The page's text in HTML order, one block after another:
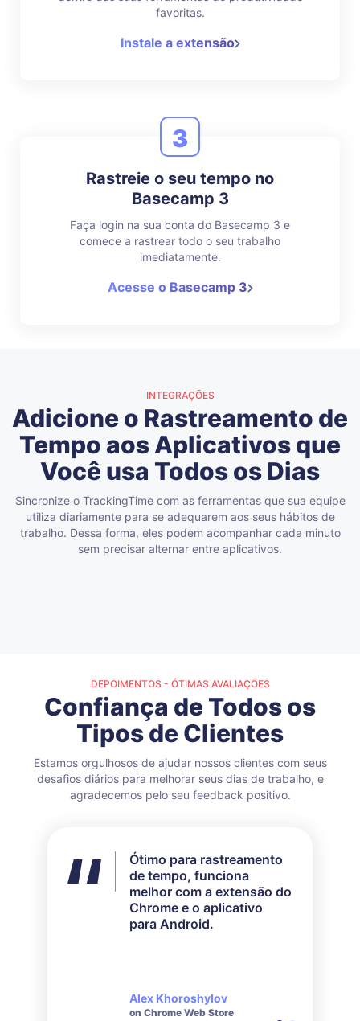
favoritas.
Instale a extensão
3
Rastreie o seu tempo no
Basecamp 3
Faça login na sua conta do Basecamp 3 e
comece a rastrear todo o seu trabalho
imediatamente.
Acesse o Basecamp 3
INTEGRAÇÕES
Adicione o Rastreamento de
Tempo aos Aplicativos que
Você usa Todos os Dias
Sincronize o TrackingTime com as ferramentas que sua equipe
utiliza diariamente para se adequarem aos seus hábitos de
trabalho. Dessa forma, eles podem acompanhar cada minuto
sem precisar alternar entre aplicativos.
DEPOIMENTOS - ÓTIMAS AVALIAÇÕES
Confiança de Todos os
Tipos de Clientes
Estamos orgulhosos de ajudar nossos clientes com seus
desafios diários para melhorar seus dias de trabalho, e
agradecemos pelo seu feedback positivo.
Ótimo para rastreamento
de tempo, funciona
melhor com a extensão do
Chrome e o aplicativo
para Android.
Alex Khoroshylov
on Chrome Web Store
Eu não utilizei todos os
recursos disponíveis, mas
para as minhas
necessidades funcionou
perfeitamente. O
Salvador Carranza
on Chrome Web Store